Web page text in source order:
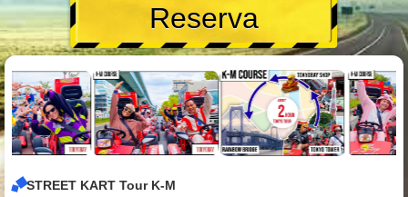
Reserva
STREET KART Tour K-M